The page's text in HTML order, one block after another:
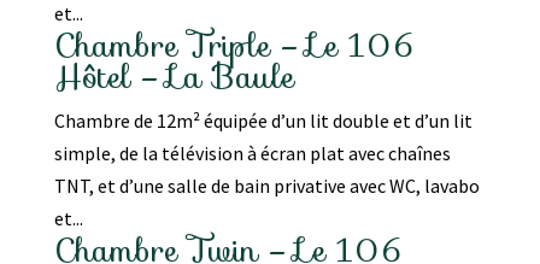
et...
Chambre Triple – Le 106
Hôtel – La Baule
Chambre de 12m² équipée d’un lit double et d’un lit
simple, de la télévision à écran plat avec chaînes
TNT, et d’une salle de bain privative avec WC, lavabo
et...
Chambre Twin – Le 106